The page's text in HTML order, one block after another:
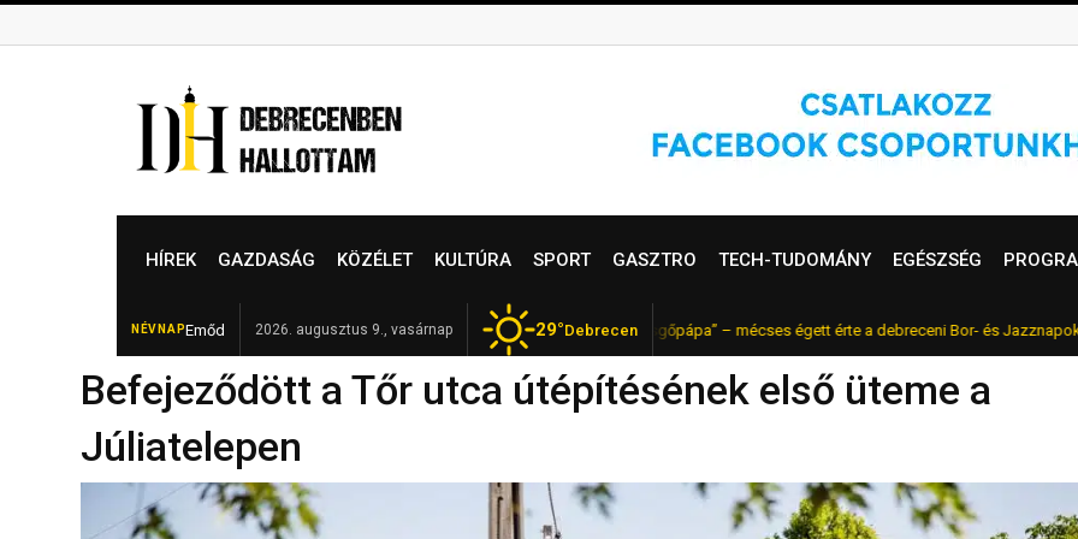
to
HÍREK GAZDASÁG KÖZÉLET KULTÚRA SPORT GASZTRO TECH-TUDOMÁNY EGÉSZSÉG
NÉVNAPEmőd 2026. augusztus 9., vasárnap 29°Debrecen
FRISS Elhunyt Garamvári Vencel, a magyar „pezsgőpápa” – mécses égett érte a debreceni Bor- és Jazznapokon FRISS
Befejeződött a Tőr utca útépítésének első üteme a
Júliatelepen